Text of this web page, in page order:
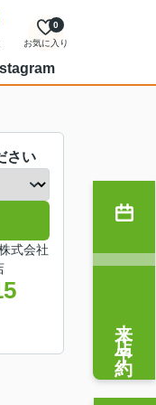
お気に入り
0
さい
式会社
来店予約